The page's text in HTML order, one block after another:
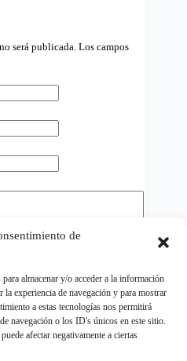
de
almacenar y/o acceder a la información
experiencia de navegación y para mostrar
a estas tecnologías nos permitirá
navegación o los ID's únicos en este sitio.
afectar negativamente a ciertas
será publicada. Los campos